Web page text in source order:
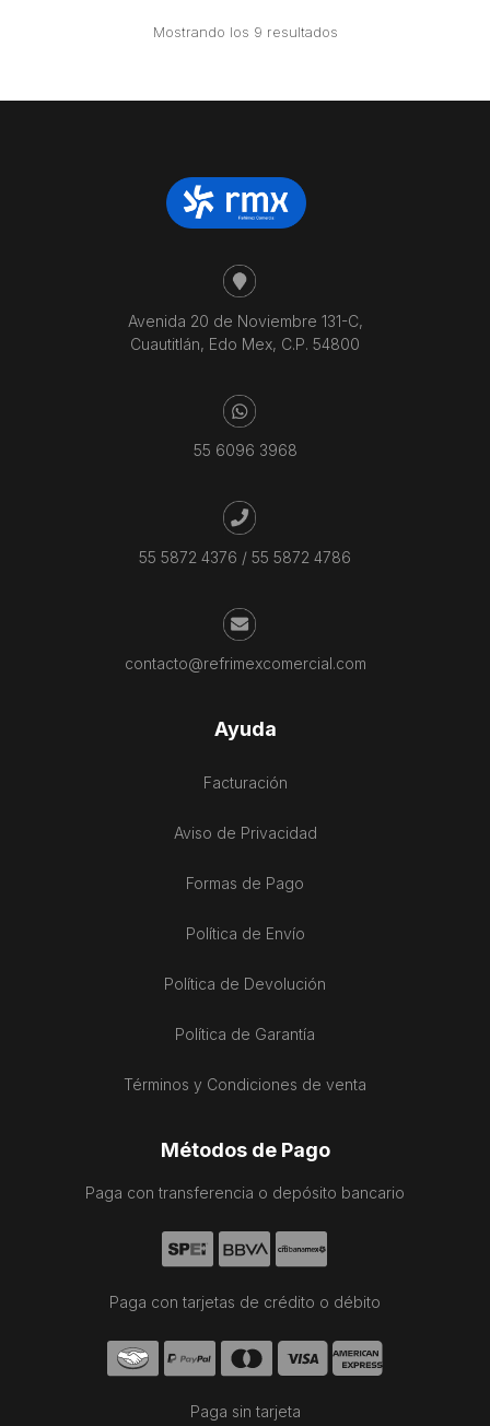
Mostrando los 9 resultadosOrdenado
Avenida 20 de Noviembre 131-C,
Cuautitlán, Edo Mex, C.P. 54800
55 6096 3968
55 5872 4376 / 55 5872 4786
contacto@refrimexcomercial.com
Ayuda
Facturación
Aviso de Privacidad
Formas de Pago
Política de Envío
Política de Devolución
Política de Garantía
Términos y Condiciones de venta
Métodos de Pago
Paga con transferencia o depósito bancario
Paga con tarjetas de crédito o débito
Paga sin tarjeta